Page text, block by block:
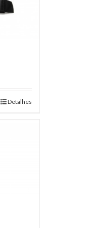
Detalhes